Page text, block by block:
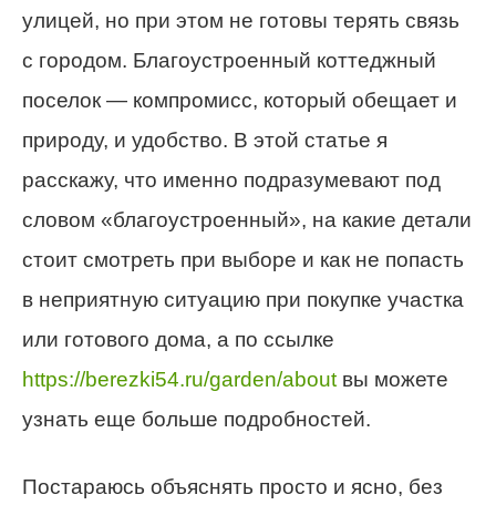
улицей, но при этом не готовы терять связь
с городом. Благоустроенный коттеджный
поселок — компромисс, который обещает и
природу, и удобство. В этой статье я
расскажу, что именно подразумевают под
словом «благоустроенный», на какие детали
стоит смотреть при выборе и как не попасть
в неприятную ситуацию при покупке участка
или готового дома, а по ссылке
https://berezki54.ru/garden/about вы можете
узнать еще больше подробностей.
Постараюсь объяснять просто и ясно, без